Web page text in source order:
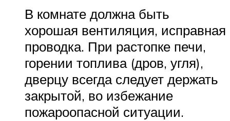
В комнате должна быть
хорошая вентиляция, исправная
проводка. При растопке печи,
горении топлива (дров, угля),
дверцу всегда следует держать
закрытой, во избежание
пожароопасной ситуации.